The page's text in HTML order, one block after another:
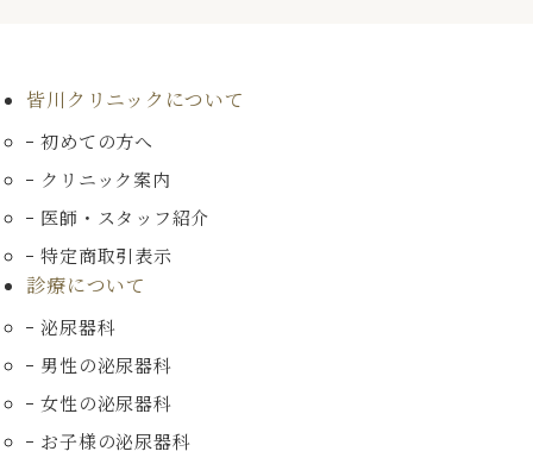
皆川クリニックについて
初めての方へ
クリニック案内
医師・スタッフ紹介
特定商取引表示
診療について
泌尿器科
男性の泌尿器科
女性の泌尿器科
お子様の泌尿器科